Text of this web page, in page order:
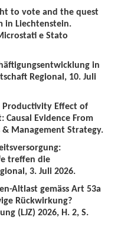
to vote and the quest
in Liechtenstein.
e Stato
in
Regional, 10. Juli
Productivity Effect of
Evidence From
& Management Strategy.
treffen die
3. Juli 2026.
Altlast gemäss Art 53a
Rückwirkung?
(LJZ) 2026, H. 2, S.